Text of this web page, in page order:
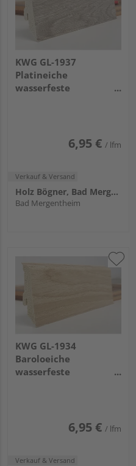
KWG GL-1937
Platineiche
wasserfeste
6,95 € / lfm
Verkauf & Versand
Holz Bögner, Bad Mergentheim
Bad Mergentheim
KWG GL-1934
Baroloeiche
wasserfeste
6,95 € / lfm
Verkauf & Versand